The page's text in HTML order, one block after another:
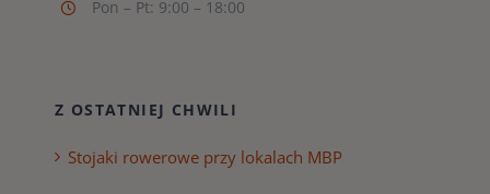
Pon – Pt: 9:00 – 18:00
Z OSTATNIEJ CHWILI
Stojaki rowerowe przy lokalach MBP